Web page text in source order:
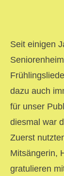
Seit einigen
dazu auch
für unser
diesmal war
Zuerst
Mitsängerin,
gratulieren